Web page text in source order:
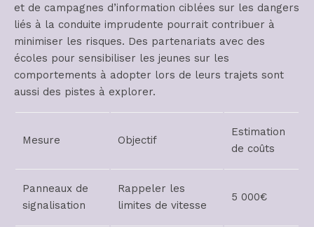
et de campagnes d’information ciblées sur les dangers
liés à la conduite imprudente pourrait contribuer à
minimiser les risques. Des partenariats avec des
écoles pour sensibiliser les jeunes sur les
comportements à adopter lors de leurs trajets sont
aussi des pistes à explorer.
Mesure Objectif
Estimation
de coûts
Panneaux de
signalisation
Rappeler les
limites de vitesse
5 000€